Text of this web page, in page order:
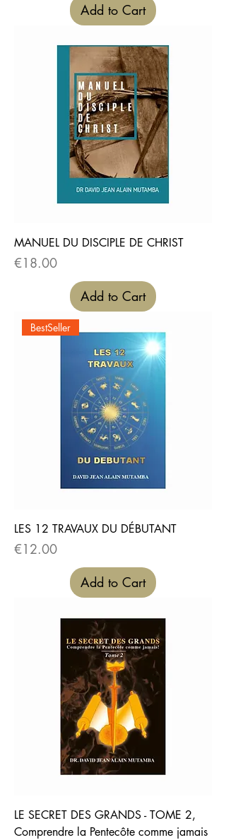
Add to Cart
MANUEL DU DISCIPLE DE CHRIST
Price
€18.00
Add to Cart
BestSeller
LES 12 TRAVAUX DU DÉBUTANT
Price
€12.00
Add to Cart
LE SECRET DES GRANDS - TOME 2,
Comprendre la Pentecôte comme jamais